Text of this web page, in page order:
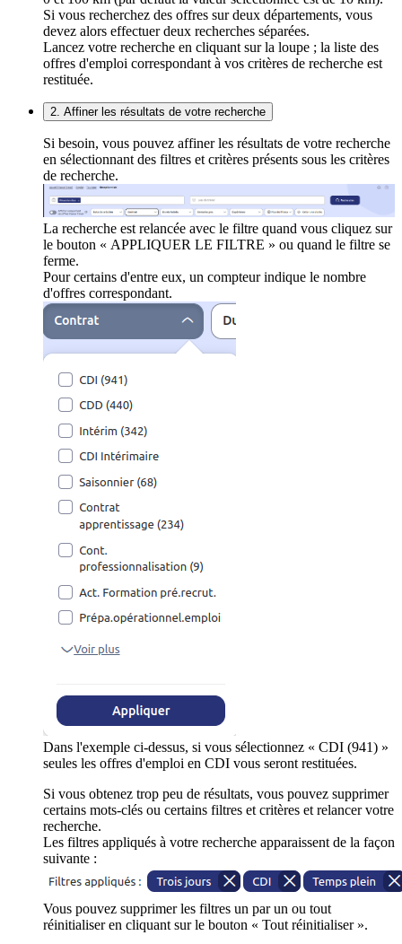
Si vous recherchez des offres sur deux départements, vous
devez alors effectuer deux recherches séparées.
Lancez votre recherche en cliquant sur la loupe ; la liste des
offres d'emploi correspondant à vos critères de recherche est
restituée.
2. Affiner les résultats de votre recherche
Si besoin, vous pouvez affiner les résultats de votre recherche
en sélectionnant des filtres et critères présents sous les critères
de recherche.
La recherche est relancée avec le filtre quand vous cliquez sur
le bouton « APPLIQUER LE FILTRE » ou quand le filtre se
ferme.
Pour certains d'entre eux, un compteur indique le nombre
d'offres correspondant.
Dans l'exemple ci-dessus, si vous sélectionnez « CDI (941) »
seules les offres d'emploi en CDI vous seront restituées.
Si vous obtenez trop peu de résultats, vous pouvez supprimer
certains mots-clés ou certains filtres et critères et relancer votre
recherche.
Les filtres appliqués à votre recherche apparaissent de la façon
suivante :
Vous pouvez supprimer les filtres un par un ou tout
réinitialiser en cliquant sur le bouton « Tout réinitialiser ».